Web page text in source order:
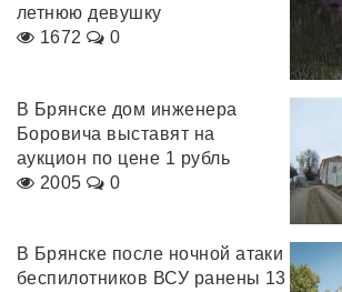
летнюю девушку
1672
0
В Брянске дом инженера
Боровича выставят на
аукцион по цене 1 рубль
2005
0
В Брянске после ночной атаки
беспилотников ВСУ ранены 13